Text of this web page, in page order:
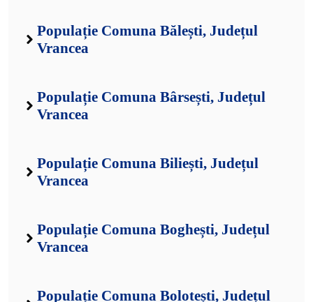
Populație Comuna Bălești, Județul
Vrancea
Populație Comuna Bârsești, Județul
Vrancea
Populație Comuna Biliești, Județul
Vrancea
Populație Comuna Boghești, Județul
Vrancea
Populație Comuna Bolotești, Județul